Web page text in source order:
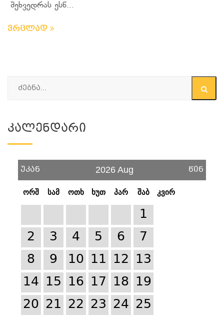
შეხვედრას ესწ...
ვრცლად
Კალენდარი
უკან 2026 Aug წინ
ორშ სამ ოთხ ხუთ პარ შაბ კვირ
1
2
3 4 5 6
7
8
9 10 11 12 13
14 15 16 17 18 19
20 21 22 23 24 25